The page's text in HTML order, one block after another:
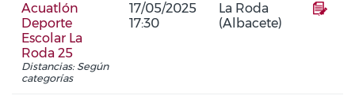
Acuatlón
Deporte
Escolar La
Roda 25
Distancias: Según
categorías
17/05/2025
17:30
La Roda
(Albacete)